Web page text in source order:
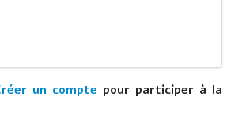
un compte pour participer à la